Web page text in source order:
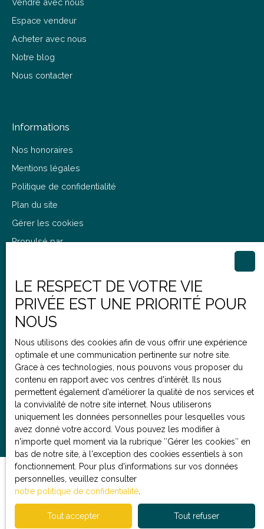
Espace vendeur
Acheter avec nous
Notre blog
Nous contacter
Informations
Nos honoraires
Mentions légales
Politique de confidentialité
Plan du site
Gérer les cookies
Propulsé par
+33 3 66 64 02 19
10 rue Testelin
59260 Lille
LE RESPECT DE VOTRE VIE
PRIVÉE EST UNE PRIORITÉ POUR
NOUS
Nous utilisons des cookies afin de vous offrir une expérience
optimale et une communication pertinente sur notre site.
Grace à ces technologies, nous pouvons vous proposer du
contenu en rapport avec vos centres d'intérêt. Ils nous
permettent également d'améliorer la qualité de nos services et
la convivialité de notre site internet. Nous utiliserons
uniquement les données personnelles pour lesquelles vous
avez donné votre accord. Vous pouvez les modifier à
n'importe quel moment via la rubrique ″Gérer les cookies″ en
bas de notre site, à l'exception des cookies essentiels à son
fonctionnement. Pour plus d'informations sur vos données
personnelles, veuillez consulter
notre politique de confidentialité
Tout accepter Tout refuser